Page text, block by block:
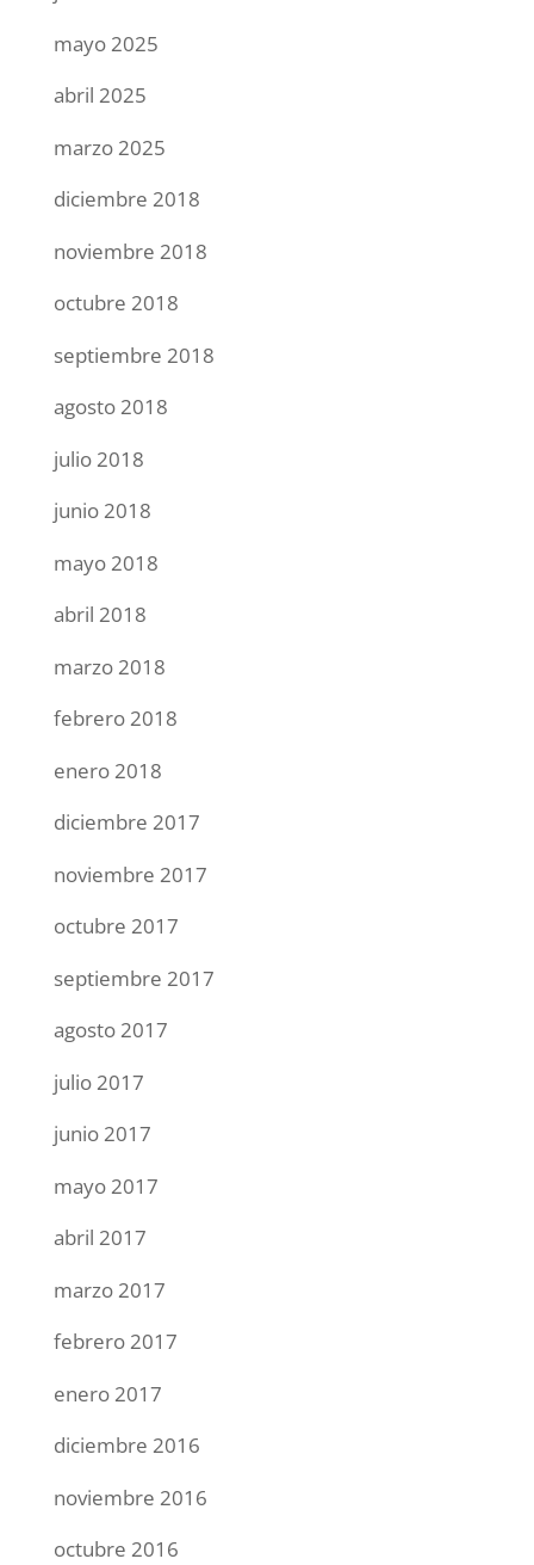
mayo 2025
abril 2025
marzo 2025
diciembre 2018
noviembre 2018
octubre 2018
septiembre 2018
agosto 2018
julio 2018
junio 2018
mayo 2018
abril 2018
marzo 2018
febrero 2018
enero 2018
diciembre 2017
noviembre 2017
octubre 2017
septiembre 2017
agosto 2017
julio 2017
junio 2017
mayo 2017
abril 2017
marzo 2017
febrero 2017
enero 2017
diciembre 2016
noviembre 2016
octubre 2016